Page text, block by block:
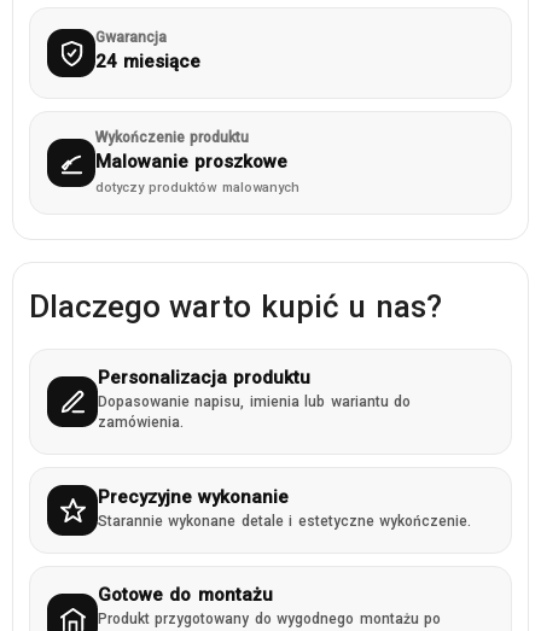
Gwarancja
24 miesiące
Wykończenie produktu
Malowanie proszkowe
dotyczy produktów malowanych
Dlaczego warto kupić u nas?
Personalizacja produktu
Dopasowanie napisu, imienia lub wariantu do
zamówienia.
Precyzyjne wykonanie
Starannie wykonane detale i estetyczne wykończenie.
Gotowe do montażu
Produkt przygotowany do wygodnego montażu po